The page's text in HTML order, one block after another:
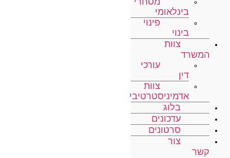
בינלאומי
פינוי
בינוי
צוות
המשרד
עורכי
דין
צוות
אדמיניסטרטיבי
בלוג
עדכונים
סרטונים
צור
קשר